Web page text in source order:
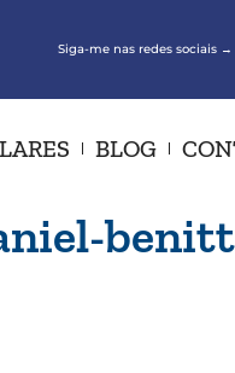
Siga-me nas redes sociais →
BLOG